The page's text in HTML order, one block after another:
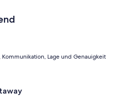
Lage und Genauigkeit